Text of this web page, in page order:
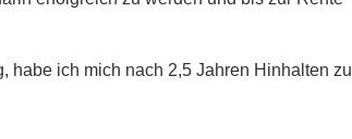
habe ich mich nach 2,5 Jahren Hinhalten zu